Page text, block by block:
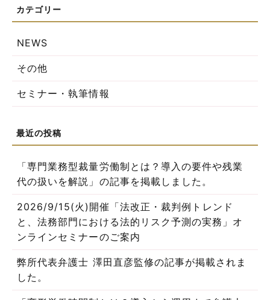
NEWS
その他
セミナー・執筆情報
「専門業務型裁量労働制とは？導入の要件や残業
代の扱いを解説」の記事を掲載しました。
2026/9/15(火)開催「法改正・裁判例トレンド
と、法務部門における法的リスク予測の実務」オ
ンラインセミナーのご案内
弊所代表弁護士 澤田直彦監修の記事が掲載されま
した。